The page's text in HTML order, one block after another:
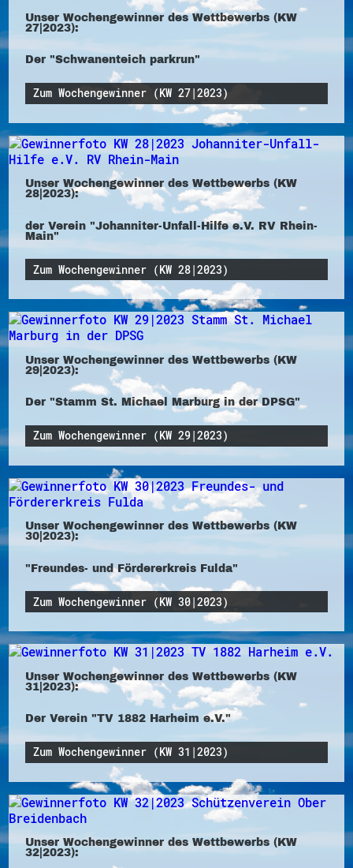
Unser Wochengewinner des Wettbewerbs (KW
27|2023):
Der "Schwanenteich parkrun"
Zum Wochengewinner (KW 27|2023)
Unser Wochengewinner des Wettbewerbs (KW
28|2023):
der Verein "Johanniter-Unfall-Hilfe e.V. RV Rhein-
Main"
Zum Wochengewinner (KW 28|2023)
Unser Wochengewinner des Wettbewerbs (KW
29|2023):
Der "Stamm St. Michael Marburg in der DPSG"
Zum Wochengewinner (KW 29|2023)
Unser Wochengewinner des Wettbewerbs (KW
30|2023):
"Freundes- und Fördererkreis Fulda"
Zum Wochengewinner (KW 30|2023)
Unser Wochengewinner des Wettbewerbs (KW
31|2023):
Der Verein "TV 1882 Harheim e.V."
Zum Wochengewinner (KW 31|2023)
Unser Wochengewinner des Wettbewerbs (KW
32|2023):